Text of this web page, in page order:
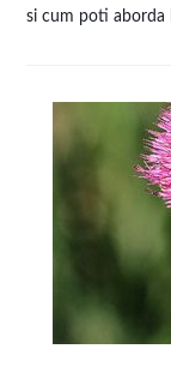
si cum poti aborda